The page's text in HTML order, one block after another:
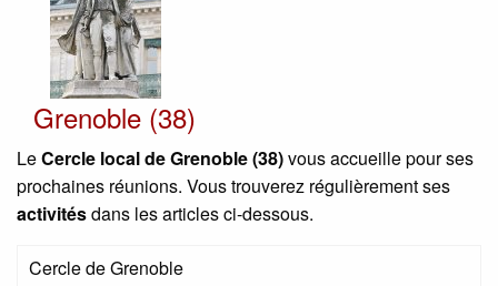
Grenoble (38)
LeCercle local de Grenoble (38)vous accueille pour ses
prochaines réunions. Vous trouverez régulièrement ses
activitésdans les articles ci-dessous.
Cercle de Grenoble